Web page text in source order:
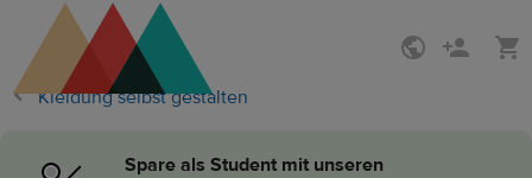
Hauptinhalt
Printful
Kleidung selbst gestalten
Spare als Student mit unseren